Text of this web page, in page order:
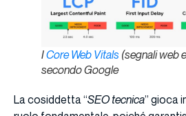
ICore Web Vitals (segnali web
secondo Google
La cosiddetta “SEO tecnica” gioca